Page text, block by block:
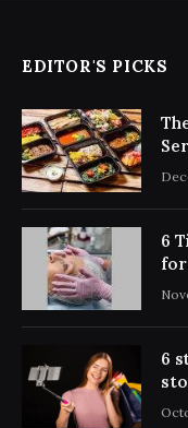
EDITOR'S PICKS
6
for
6